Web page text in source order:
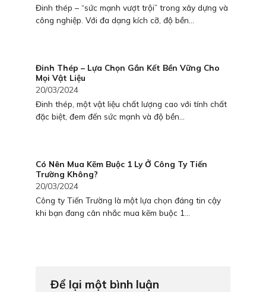
Đinh thép – “sức mạnh vượt trội” trong xây dựng và
công nghiệp. Với đa dạng kích cỡ, độ bền...
Đinh Thép – Lựa Chọn Gắn Kết Bền Vững Cho
Mọi Vật Liệu
20/03/2024
Đinh thép, một vật liệu chất lượng cao với tính chất
đặc biệt, đem đến sức mạnh và độ bền...
Có Nên Mua Kẽm Buộc 1 Ly Ở Công Ty Tiến
Trường Không?
20/03/2024
Công ty Tiến Trường là một lựa chọn đáng tin cậy
khi bạn đang cân nhắc mua kẽm buộc 1...
Để lại một bình luận